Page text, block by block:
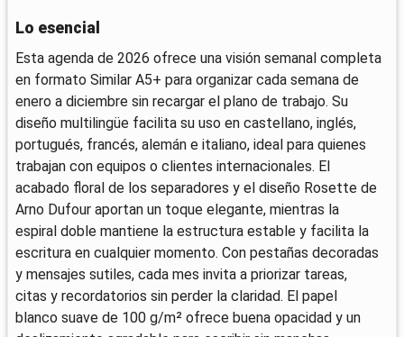
Lo esencial
Esta agenda de 2026 ofrece una visión semanal completa
en formato Similar A5+ para organizar cada semana de
enero a diciembre sin recargar el plano de trabajo. Su
diseño multilingüe facilita su uso en castellano, inglés,
portugués, francés, alemán e italiano, ideal para quienes
trabajan con equipos o clientes internacionales. El
acabado floral de los separadores y el diseño Rosette de
Arno Dufour aportan un toque elegante, mientras la
espiral doble mantiene la estructura estable y facilita la
escritura en cualquier momento. Con pestañas decoradas
y mensajes sutiles, cada mes invita a priorizar tareas,
citas y recordatorios sin perder la claridad. El papel
blanco suave de 100 g/m² ofrece buena opacidad y un